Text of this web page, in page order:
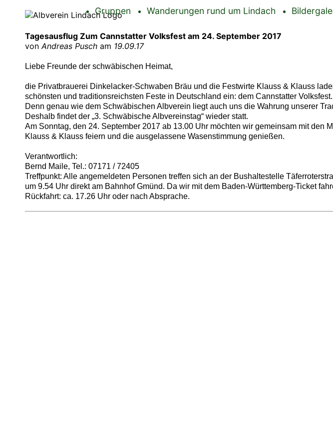
Gruppen
Wanderungen rund um Lindach
Tagesausflug Zum Cannstatter Volksfest am 24. September 2017
vonAndreas Pusch am 19.09.17
Liebe Freunde der schwäbischen Heimat,
die Privatbrauerei Dinkelacker-Schwaben Bräu und die Festwirte Klauss & Klauss
schönsten und traditionsreichsten Feste in Deutschland ein: dem Cannstatter Volksfest.
Denn genau wie dem Schwäbischen Albverein liegt auch uns die Wahrung unserer
Deshalb findet der „3. Schwäbische Albvereinstag“ wieder statt.
Am Sonntag, den 24. September 2017 ab 13.00 Uhr möchten wir gemeinsam mit
Klauss & Klauss feiern und die ausgelassene Wasenstimmung genießen.
Verantwortlich:
Bernd Maile, Tel.: 07171 / 72405
Treffpunkt: Alle angemeldeten Personen treffen sich an der Bushaltestelle
um 9.54 Uhr direkt am Bahnhof Gmünd. Da wir mit dem Baden-Württemberg-Ticket
Rückfahrt: ca. 17.26 Uhr oder nach Absprache.